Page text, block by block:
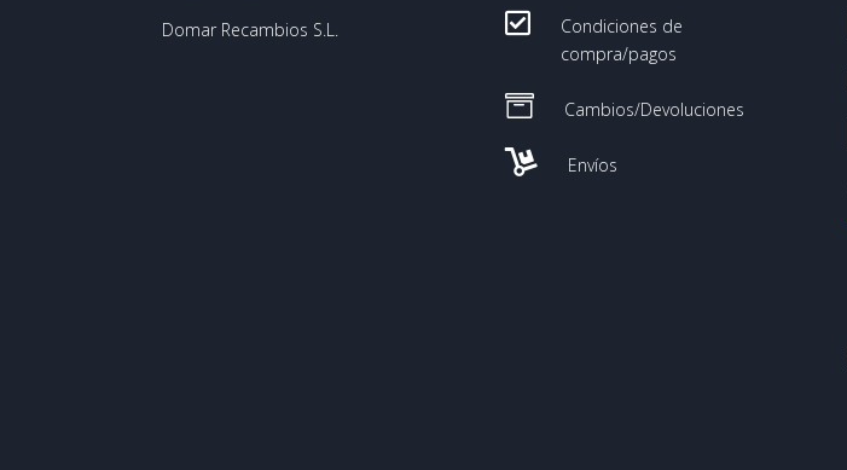
Domar Recambios S.L. 
Condiciones de
compra/pagos
 Cambios/Devoluciones
 Envíos